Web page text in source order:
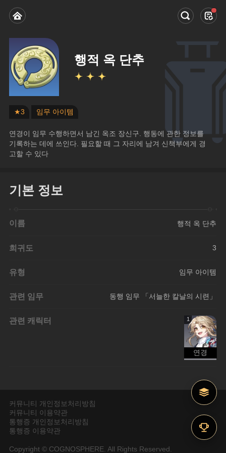
행적 옥 단추
★3 임무 아이템
연경이 임무 수행하면서 남긴 옥조 장신구. 행동에 관한 정보를
기록하는 데에 쓰인다. 필요할 때 그 자리에 남겨 신책부에게 경
고할 수 있다
기본 정보
이름 행적 옥 단추
희귀도 3
유형 임무 아이템
관련 임무 동행 임무 「서늘한 칼날의 시련」
관련 캐릭터 1
연경
커뮤니티 개인정보처리방침
커뮤니티 이용약관
통행증 개인정보처리방침
통행증 이용약관
Copyright © COGNOSPHERE. All Rights Reserved.